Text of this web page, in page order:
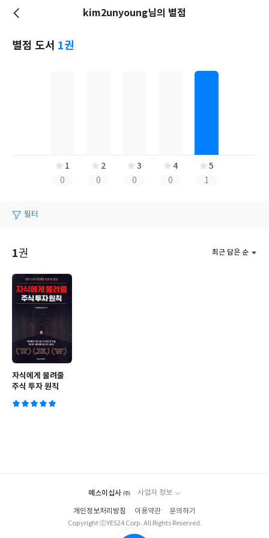
kim2unyoung님의 별점
별점 도서 1권
1
0
2
0
3
0
4
0
5
1
필터
최근 담은 순
1권
자식에게 물려줄
주식 투자 원칙
예스이십사 ㈜ 사업자 정보
개인정보처리방침 이용약관
문의하기
Copyright ⓒYES24 Corp. All Rights Reserved.